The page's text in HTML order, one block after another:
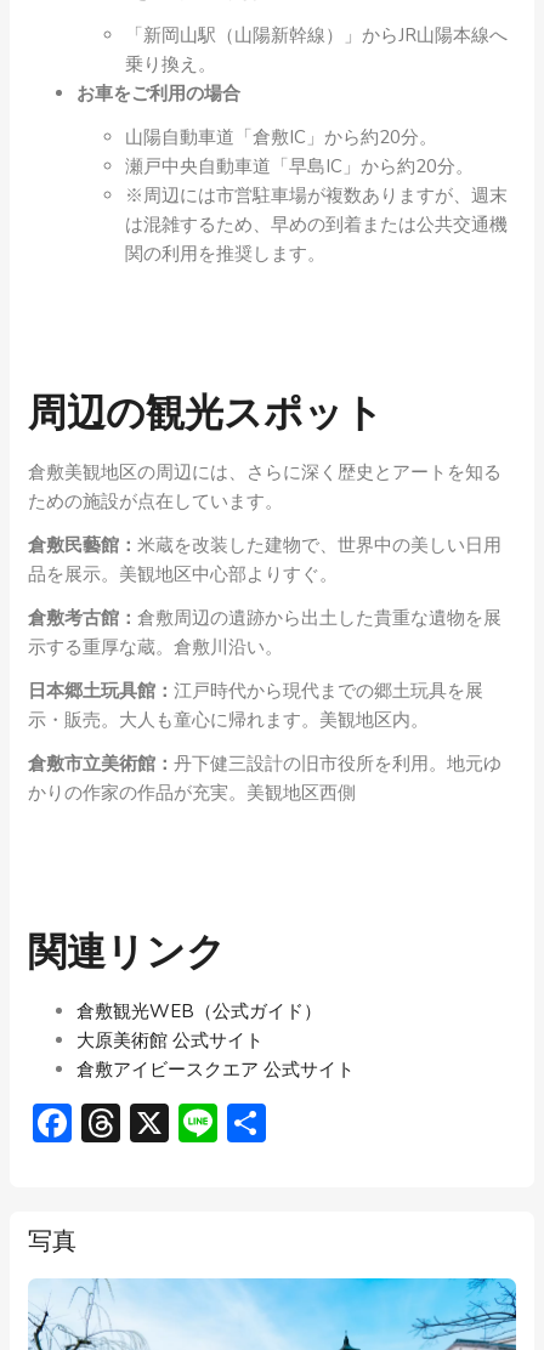
「新岡山駅（山陽新幹線）」からJR山陽本線へ
乗り換え。
お車をご利用の場合
山陽自動車道「倉敷IC」から約20分。
瀬戸中央自動車道「早島IC」から約20分。
※周辺には市営駐車場が複数ありますが、週末
は混雑するため、早めの到着または公共交通機
関の利用を推奨します。
周辺の観光スポット
倉敷美観地区の周辺には、さらに深く歴史とアートを知る
ための施設が点在しています。
倉敷民藝館： 米蔵を改装した建物で、世界中の美しい日用
品を展示。美観地区中心部よりすぐ。
倉敷考古館： 倉敷周辺の遺跡から出土した貴重な遺物を展
示する重厚な蔵。倉敷川沿い。
日本郷土玩具館： 江戸時代から現代までの郷土玩具を展
示・販売。大人も童心に帰れます。美観地区内。
倉敷市立美術館： 丹下健三設計の旧市役所を利用。地元ゆ
かりの作家の作品が充実。美観地区西側
関連リンク
倉敷観光WEB（公式ガイド）
大原美術館 公式サイト
倉敷アイビースクエア 公式サイト
Facebook
Threads
X Line
写真